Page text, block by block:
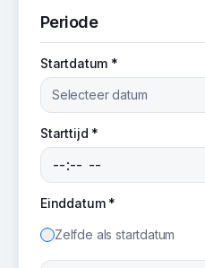
Periode
Startdatum *
Selecteer datum
Starttijd *
Einddatum *
Zelfde als startdatum